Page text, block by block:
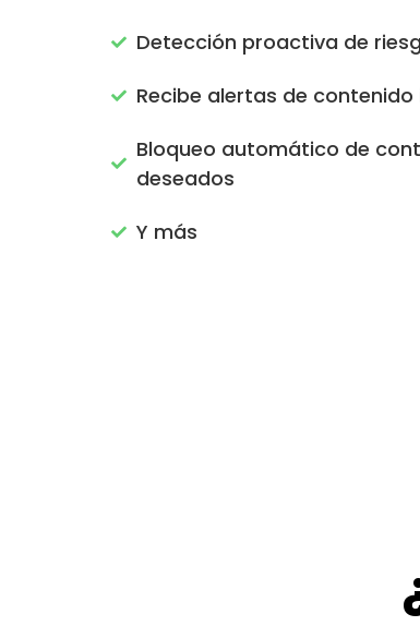
Detección proactiva de
Recibe alertas de
Bloqueo automático de
deseados
Y más